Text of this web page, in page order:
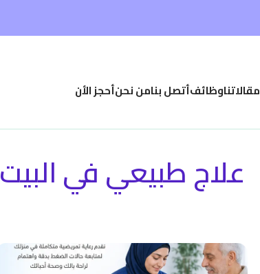
مقالاتناوظائفأتصل بنامن نحنأحجز الأن
علاج طبيعي في البيت